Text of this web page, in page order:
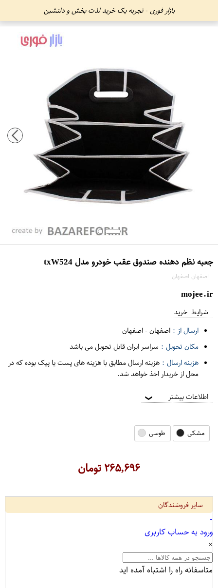
بازار فوری - تجربه یک خرید لذت بخش و دلنشین
جعبه نظم دهنده صندوق عقب خودرو مدل txW524
اصفهان اصفهان
mojee.ir
شرایط خرید
ارسال از : اصفهان-اصفهان
مکان تحویل : سراسر ایران قابل تحویل می باشد
هزینه ارسال : هزینه ارسال مطابق با هزینه های پست یا پیک بوده که در
محل از خریدار اخذ خواهد شد.
اطلاعات بیشتر ❯
مشکی طوسی
۲۶۵,۶۹۶تومان
سایر فروشندگان
۰
ورود به حساب کاربری
×
متاسفانه راه را اشتباه آمده اید